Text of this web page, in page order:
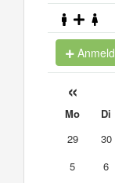
«
Mo Di
29
30
5
6